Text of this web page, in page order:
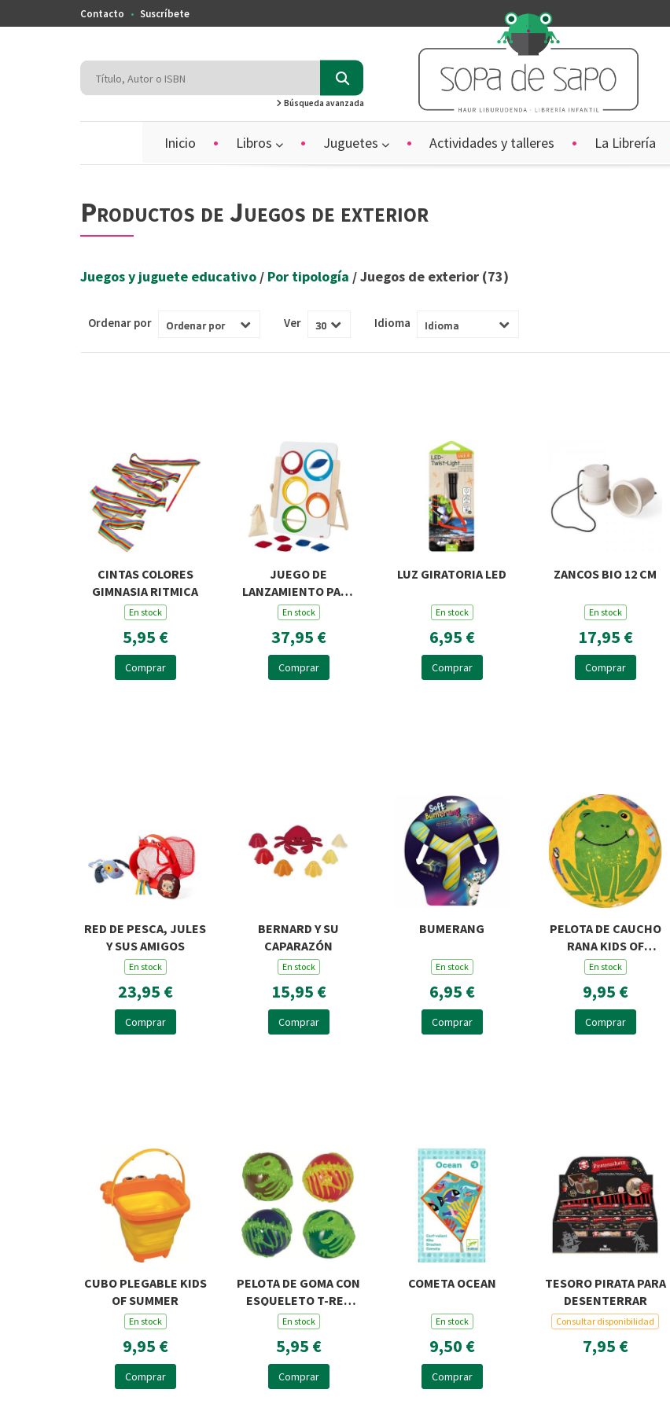
Contacto Suscríbete
Búsqueda avanzada
Inicio Libros Juguetes Actividades y talleres La Librería
Productos de Juegos de exterior
Juegos y juguete educativo / Por tipología / Juegos de exterior (73)
Ordenar por Ver Idioma
CINTAS COLORES
GIMNASIA RITMICA
En stock
5,95 €
Comprar
JUEGO DE
LANZAMIENTO PARA
TODAS LAS EDADES
En stock
37,95 €
Comprar
LUZ GIRATORIA LED
En stock
6,95 €
Comprar
ZANCOS BIO 12 CM
En stock
17,95 €
Comprar
RED DE PESCA, JULES
Y SUS AMIGOS
En stock
23,95 €
Comprar
BERNARD Y SU
CAPARAZÓN
En stock
15,95 €
Comprar
BUMERANG
En stock
6,95 €
Comprar
PELOTA DE CAUCHO
RANA KIDS OF
SUMMER
En stock
9,95 €
Comprar
CUBO PLEGABLE KIDS
OF SUMMER
En stock
9,95 €
Comprar
PELOTA DE GOMA CON
ESQUELETO T-REX
WORLD
En stock
5,95 €
Comprar
COMETA OCEAN
En stock
9,50 €
Comprar
TESORO PIRATA PARA
DESENTERRAR
Consultar disponibilidad
7,95 €